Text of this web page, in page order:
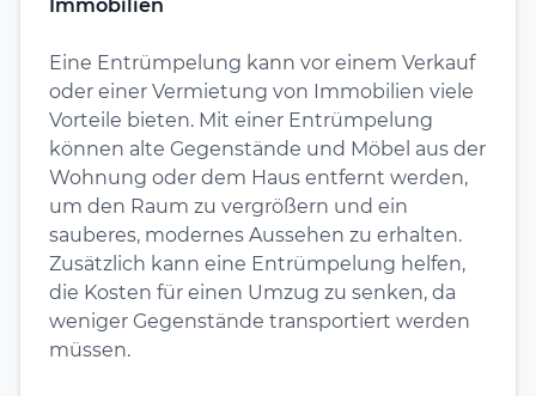
Immobilien
Eine Entrümpelung kann vor einem Verkauf
oder einer Vermietung von Immobilien viele
Vorteile bieten. Mit einer Entrümpelung
können alte Gegenstände und Möbel aus der
Wohnung oder dem Haus entfernt werden,
um den Raum zu vergrößern und ein
sauberes, modernes Aussehen zu erhalten.
Zusätzlich kann eine Entrümpelung helfen,
die Kosten für einen Umzug zu senken, da
weniger Gegenstände transportiert werden
müssen.